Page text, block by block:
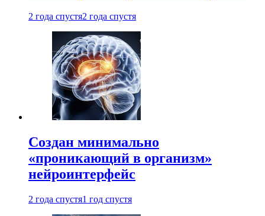
2 года спустя2 года спустя
Создан минимально
«проникающий в организм»
нейроинтерфейс
2 года спустя1 год спустя